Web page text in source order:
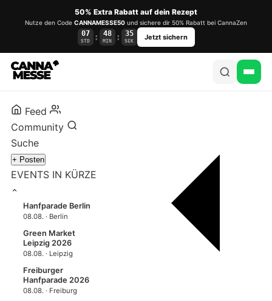
50% Extra Rabatt auf dein Rezept
Nutze den Code CANNAMESSE50 und sichere dir 50% Rabatt bei CannaZen
07
STD : 48
MIN : 34
SEK Jetzt sichern
Feed
Community
Suche
+ Posten
EVENTS IN KÜRZE
Hanfparade Berlin
08.08. · Berlin
Green Market
Leipzig 2026
08.08. · Leipzig
Freiburger
Hanfparade 2026
08.08. · Freiburg